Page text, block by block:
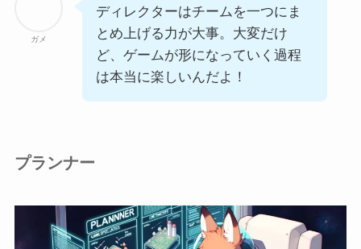
ガメ
ディレクターはチームを一つにま
とめ上げる力が大事。大変だけ
ど、ゲームが形になっていく過程
は本当に楽しいんだよ！
プランナー